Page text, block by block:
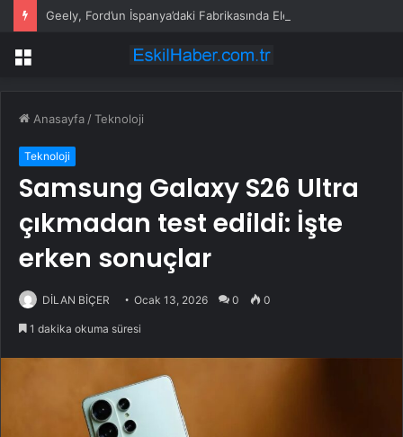
Menü
Anasayfa /Teknoloji
Teknoloji
Samsung Galaxy S26 Ultra
çıkmadan test edildi: İşte
erken sonuçlar
DİLAN BİÇER Ocak 13, 2026 0 0
1 dakika okuma süresi